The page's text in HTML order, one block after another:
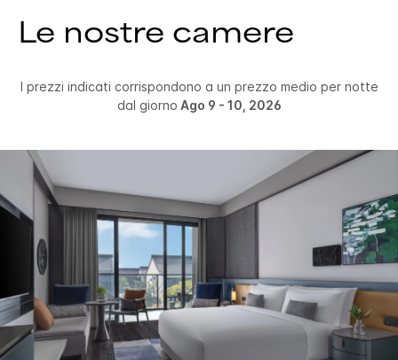
Le nostre camere
I prezzi indicati corrispondono a un prezzo medio per notte
dal giorno Ago 9 - 10, 2026